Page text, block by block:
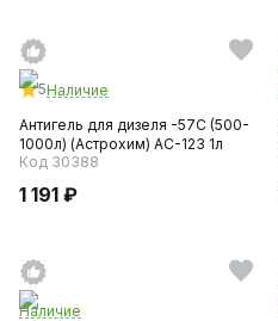
5Наличие
Антигель для дизеля -57С (500-
1000л) (Астрохим) AC-123 1л
Код 30388
1 191 ₽
Наличие